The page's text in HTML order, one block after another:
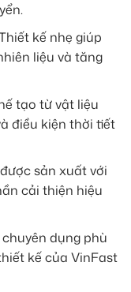
kế nhẹ giúp
liệu và tăng
tạo từ vật liệu
điều kiện thời tiết
sản xuất với
cải thiện hiệu
dụng phù
kế của VinFast